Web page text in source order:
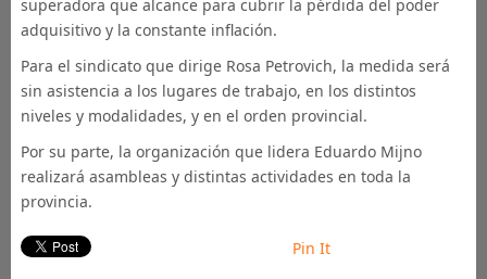
superadora que alcance para cubrir la pérdida del poder
adquisitivo y la constante inflación.
Para el sindicato que dirige Rosa Petrovich, la medida será
sin asistencia a los lugares de trabajo, en los distintos
niveles y modalidades, y en el orden provincial.
Por su parte, la organización que lidera Eduardo Mijno
realizará asambleas y distintas actividades en toda la
provincia.
Pin It